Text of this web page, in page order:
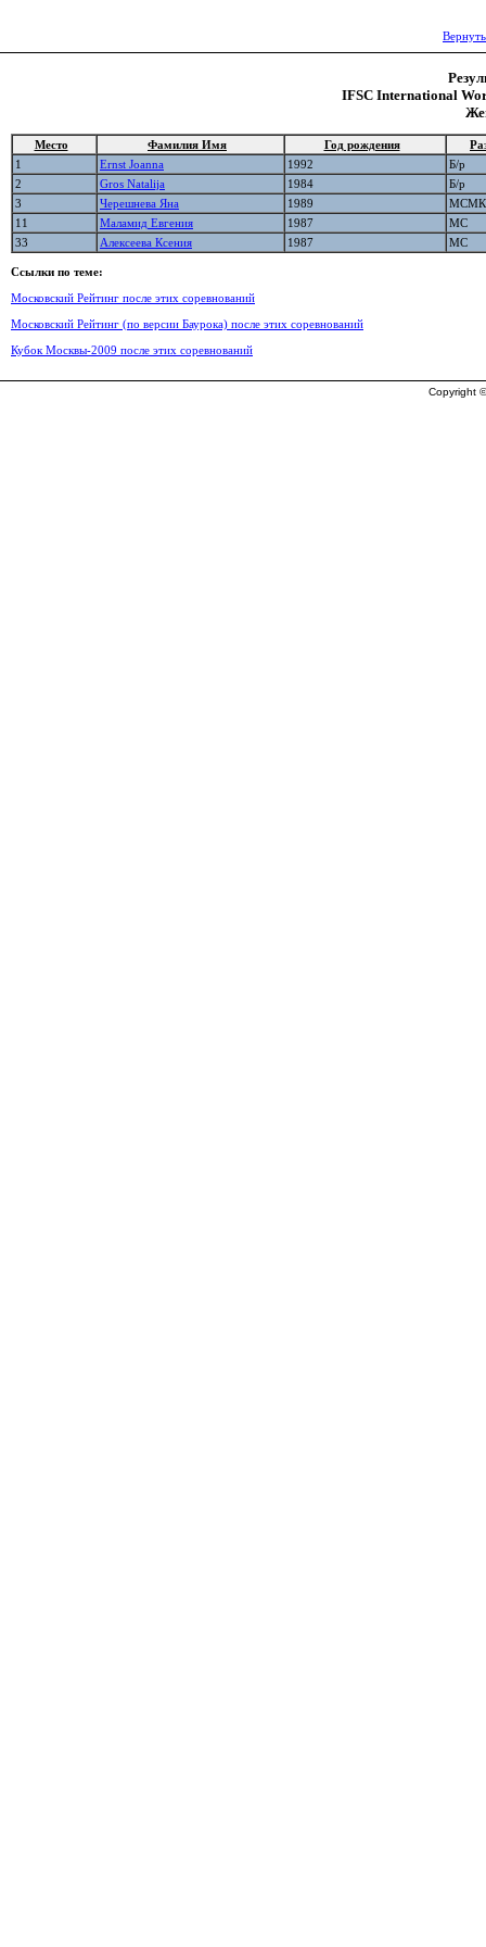
IFSC International
Место Фамилия Имя Год рождения
1
Ernst Joanna 1992
Б/р
2
Gros Natalija 1984
Б/р
3
Черешнева Яна 1989
МСМК
11
Маламид Евгения 1987
МС
33
Алексеева Ксения 1987 МС
Ссылки по теме:
Московский Рейтинг после этих соревнований
Московский Рейтинг (по версии Баурока) после этих соревнований
Кубок Москвы-2009 после этих соревнований
Copyright